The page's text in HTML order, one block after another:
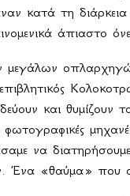
κατά τη
άπιαστο
και
να
Ένα «θαύμα» που